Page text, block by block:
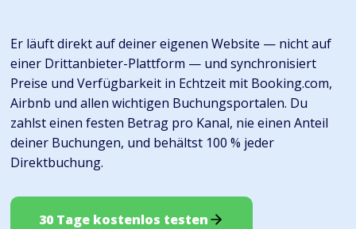
Er läuft direkt auf deiner eigenen Website — nicht auf
einer Drittanbieter-Plattform — und synchronisiert
Preise und Verfügbarkeit in Echtzeit mit Booking.com,
Airbnb und allen wichtigen Buchungsportalen. Du
zahlst einen festen Betrag pro Kanal, nie einen Anteil
deiner Buchungen, und behältst 100 % jeder
Direktbuchung.
30 Tage kostenlos testen